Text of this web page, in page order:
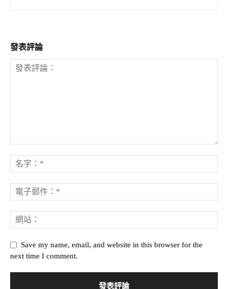
發表評論
Save my name, email, and website in this browser for the
next time I comment.